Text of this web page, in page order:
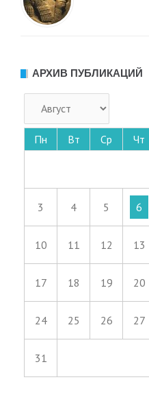
АРХИВ ПУБЛИКАЦИЙ
Пн Вт Ср Чт
3 4 5 6
10 11 12 13
17 18 19 20
24 25 26 27
31